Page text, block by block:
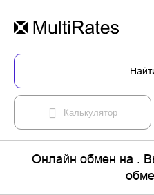
Калькулятор
Онлайн обмен на .